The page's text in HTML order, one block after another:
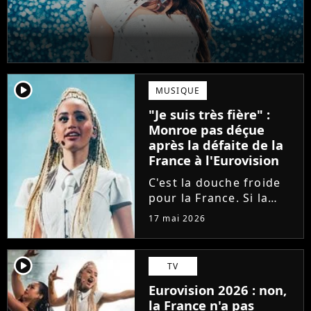
player2 MUSIQUE
"Je suis très fière" :
Monroe pas déçue
après la défaite de la
France à l'Eurovision
C'est la douche froide
pour la France. Si la
Bulgarie a déjoué tous
arrivant en tête à
l'Eurovision, la
chanteuse Monroe n'a
décroché que la 11ème
place. Elle réagit...
17 mai 2026
player2 TV
Eurovision 2026 : non,
la France n'a pas